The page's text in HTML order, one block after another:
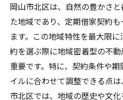
定期借家契約活用
地域密着型サービス
成功する不動産選びの
定期借家契約を最大
地域特性に基づいた
信頼される不動産業
岡山市北区は、自然の豊かさ
た地域であり、定期借家契約
ます。この地域特性を最大限
約を選ぶ際に地域密着型の不
重要です。特に、契約条件や
イルに合わせて調整できる点
市北区では、地域の歴史や文